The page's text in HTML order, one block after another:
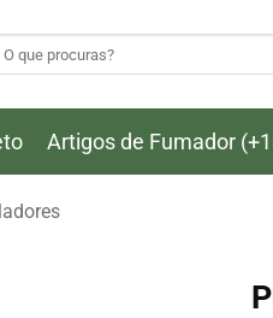
Artigos de Fumador